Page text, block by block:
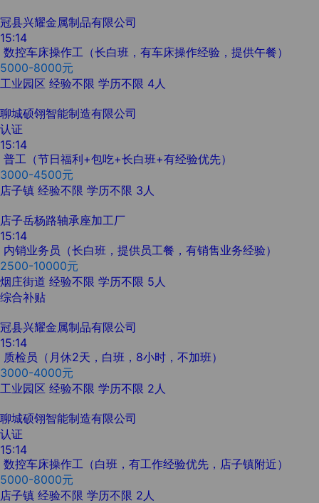
冠县兴耀金属制品有限公司
15:14
数控车床操作工（长白班，有车床操作经验，提供午餐）
5000-8000元
工业园区 经验不限 学历不限 4人
聊城硕翎智能制造有限公司
认证
15:14
普工（节日福利+包吃+长白班+有经验优先）
3000-4500元
店子镇 经验不限 学历不限 3人
店子岳杨路轴承座加工厂
15:14
内销业务员（长白班，提供员工餐，有销售业务经验）
2500-10000元
烟庄街道 经验不限 学历不限 5人
综合补贴
冠县兴耀金属制品有限公司
15:14
质检员（月休2天，白班，8小时，不加班）
3000-4000元
工业园区 经验不限 学历不限 2人
聊城硕翎智能制造有限公司
认证
15:14
数控车床操作工（白班，有工作经验优先，店子镇附近）
5000-8000元
店子镇 经验不限 学历不限 2人